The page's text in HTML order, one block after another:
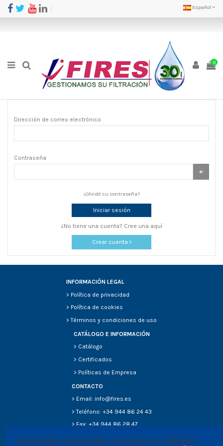
Español
0
Dirección de correo electrónico
Contraseña
¿Olvidó su contraseña?
Iniciar sesión
¿No tiene una cuenta? Cree una aquí
Crear cuenta
INFORMACIÓN LEGAL
> Política de privacidad
> Política de cookies
>Términos y condiciones de uso
CATÁLOGO E INFORMACIÓN
> Catálogo
> Certificados
> Políticas de Empresa
CONTACTO
> Email: info@fires.es
> Teléfono: +34 944 86 24 43
> Fax: +34 944 86 28 47
Esta web utiliza cookies propias y de terceros con finalidades